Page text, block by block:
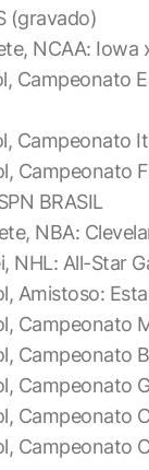
(gravado)
NCAA: Iowa
Campeonato
Campeonato
Campeonato
BRASIL
NBA:
NHL: All-Star
Amistoso:
Campeonato
Campeonato
Campeonato
Campeonato
Campeonato